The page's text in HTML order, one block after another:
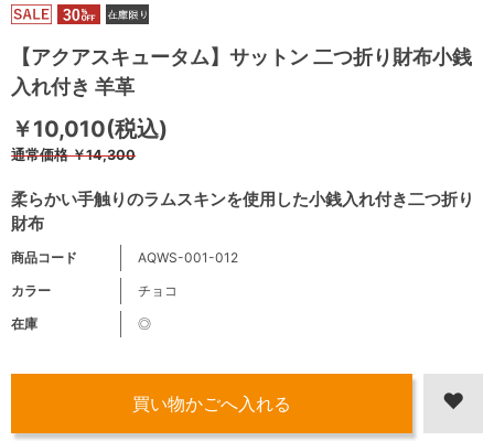
【アクアスキュータム】サットン 二つ折り財布小銭
入れ付き 羊革
柔らかい手触りのラムスキンを使用した小銭入れ付き二つ折り
財布
￥10,010(税込)
通常価格￥14,300
商品コード
AQWS-001-012
カラー
チョコ
在庫
◎